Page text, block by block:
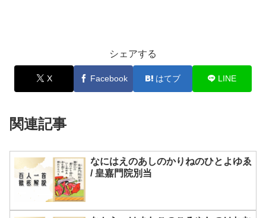
シェアする
X Facebook はてブ LINE
関連記事
なにはえのあしのかりねのひとよゆゑ
/ 皇嘉門院別当